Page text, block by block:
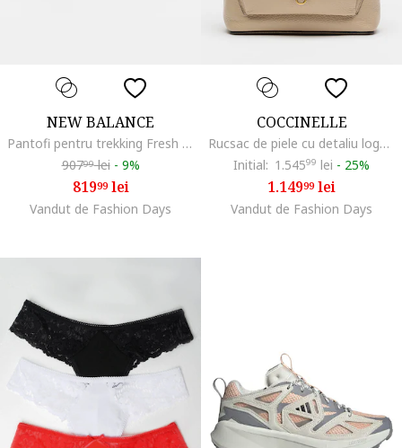
NEW BALANCE
Pantofi pentru trekking Fresh Foam X Hierro, Ocru
90799lei - 9%
81999lei
Vandut de Fashion Days
COCCINELLE
Rucsac de piele cu detaliu logo Beat Generatio, Bej nisip
Initial: 1.54599 lei - 25%
1.14999lei
Vandut de Fashion Days